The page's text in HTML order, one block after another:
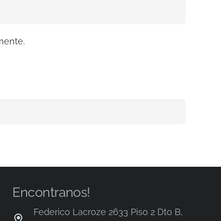
Encontranos!
Federico Lacroze 2633 Piso 2 Dto B,